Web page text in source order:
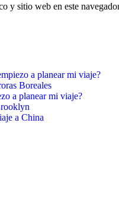
y sitio web en este
a planear mi viaje?
Boreales
a planear mi viaje?
a China